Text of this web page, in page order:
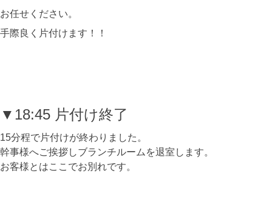
お任せください。
手際良く片付けます！！
▼18:45 片付け終了
15分程で片付けが終わりました。
幹事様へご挨拶しブランチルームを退室します。
お客様とはここでお別れです。